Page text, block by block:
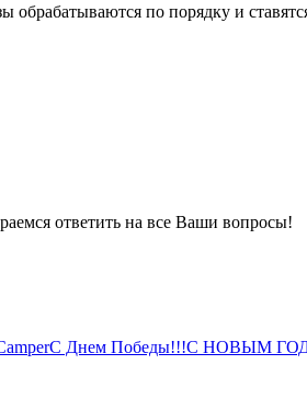
по порядку и
ответить на все Ваши вопросы!
С Днем Победы!!!С НОВЫМ